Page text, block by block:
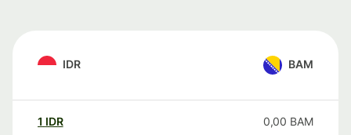
IDR BAM
1 IDR 0,00 BAM